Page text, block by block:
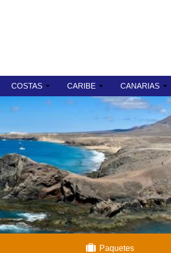
COSTAS CARIBE CANARIAS
Paquetes